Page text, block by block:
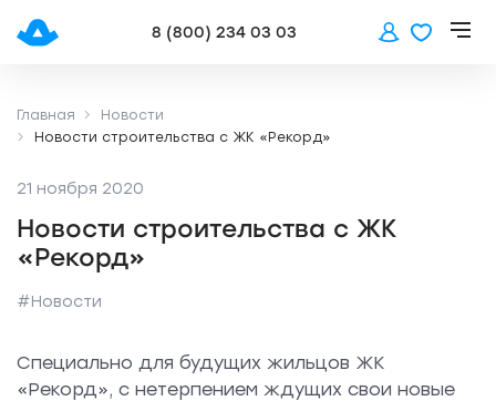
8 (800) 234 03 03
Главная
Новости
Новости строительства с ЖК «Рекорд»
21 ноября 2020
Новости строительства с ЖК
«Рекорд»
#Новости
Специально для будущих жильцов ЖК
«Рекорд», с нетерпением ждущих свои новые